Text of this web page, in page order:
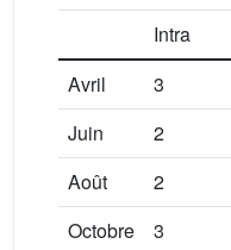
Intra
Avril
3
Juin
2
Août
2
Octobre
3